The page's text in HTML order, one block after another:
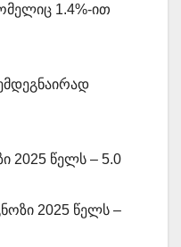
1.4%-ით
2025 წელს – 5.0
2025 წელს –